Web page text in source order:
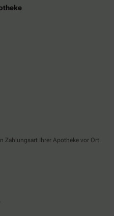
Zahlungsart Ihrer Apotheke vor Ort.